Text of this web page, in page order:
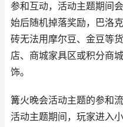
参和互动，活动主题期间
始后随机掉落奖励，巴洛
砖无法用摩尔豆、金豆等
店、商城家具区或积分商
饰。
篝火晚会活动主题的参和
活动主题期间，玩家进入